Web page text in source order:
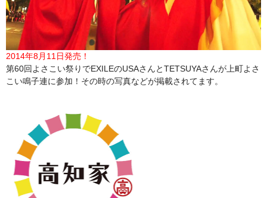
2014年8月11日発売！
第60回よさこい祭りでEXILEのUSAさんとTETSUYAさんが上町よさ
こい鳴子連に参加！その時の写真などが掲載されてます。